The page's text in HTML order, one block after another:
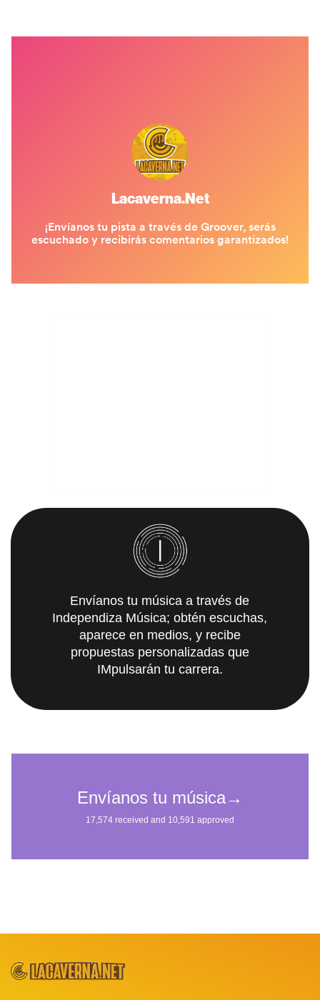
Envíanos tu música a través de
Independiza Música; obtén escuchas,
aparece en medios, y recibe
propuestas personalizadas que
IMpulsarán tu carrera.